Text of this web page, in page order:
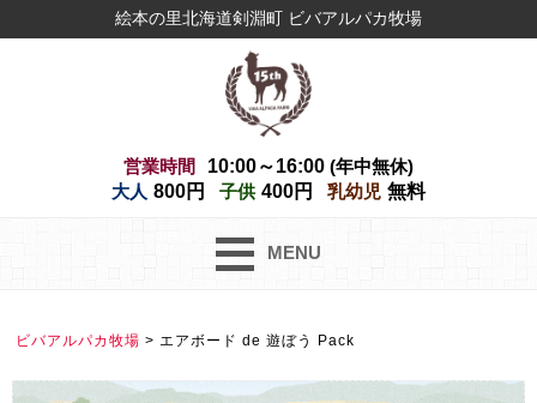
絵本の里北海道剣淵町 ビバアルパカ牧場
営業時間 10:00～16:00 (年中無休)
大人 800円 子供 400円 乳幼児 無料
MENU
ビバアルパカ牧場 > エアボード de 遊ぼう Pack